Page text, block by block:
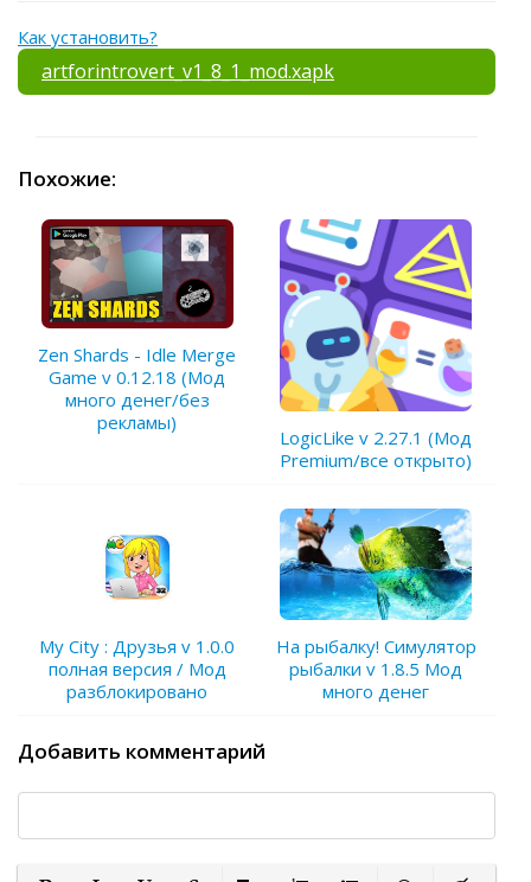
Как установить?
artforintrovert_v1_8_1_mod.xapk
Похожие:
Zen Shards - Idle Merge
Game v 0.12.18 (Мод
много денег/без
рекламы)
LogicLike v 2.27.1 (Мод
Premium/все открыто)
My City : Друзья v 1.0.0
полная версия / Мод
разблокировано
На рыбалку! Симулятор
рыбалки v 1.8.5 Мод
много денег
Добавить комментарий